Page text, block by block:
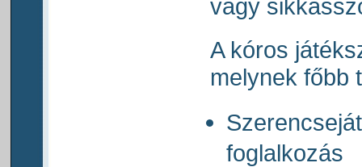
vagy
A kóros
melynek főbb
foglalkozás